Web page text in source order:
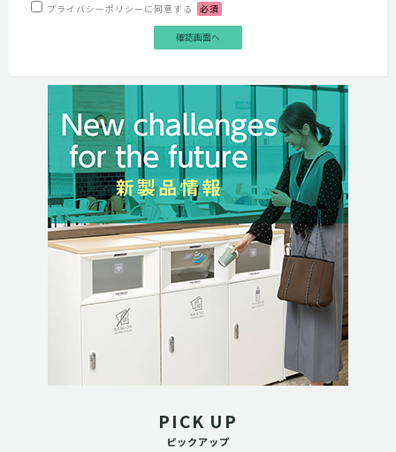
プライバシーポリシーに同意する
必須
PICK UP
ピックアップ